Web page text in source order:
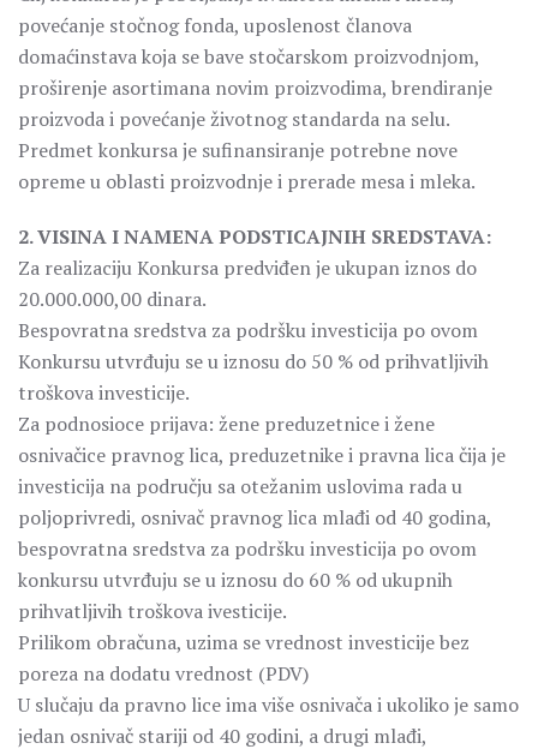
povećanje stočnog fonda, uposlenost članova
domaćinstava koja se bave stočarskom proizvodnjom,
proširenje asortimana novim proizvodima, brendiranje
proizvoda i povećanje životnog standarda na selu.
Predmet konkursa je sufinansiranje potrebne nove
opreme u oblasti proizvodnje i prerade mesa i mleka.
2. VISINA I NAMENA PODSTICAJNIH SREDSTAVA:
Za realizaciju Konkursa predviđen je ukupan iznos do
20.000.000,00 dinara.
Bespovratna sredstva za podršku investicija po ovom
Konkursu utvrđuju se u iznosu do 50 % od prihvatljivih
troškova investicije.
Za podnosioce prijava: žene preduzetnice i žene
osnivačice pravnog lica, preduzetnike i pravna lica čija je
investicija na području sa otežanim uslovima rada u
poljoprivredi, osnivač pravnog lica mlađi od 40 godina,
bespovratna sredstva za podršku investicija po ovom
konkursu utvrđuju se u iznosu do 60 % od ukupnih
prihvatljivih troškova ivesticije.
Prilikom obračuna, uzima se vrednost investicije bez
poreza na dodatu vrednost (PDV)
U slučaju da pravno lice ima više osnivača i ukoliko je samo
jedan osnivač stariji od 40 godini, a drugi mlađi,